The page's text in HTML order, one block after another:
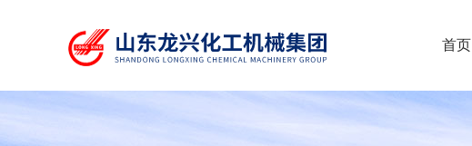
首页